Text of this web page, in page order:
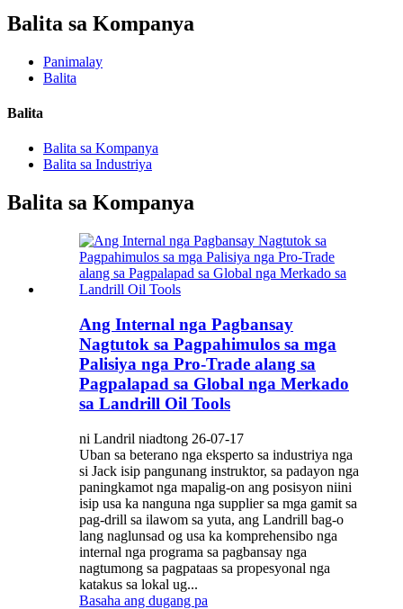
Balita sa Kompanya
Panimalay
Balita
Balita
Balita sa Kompanya
Balita sa Industriya
Balita sa Kompanya
Ang Internal nga Pagbansay
Nagtutok sa Pagpahimulos sa mga
Palisiya nga Pro-Trade alang sa
Pagpalapad sa Global nga Merkado
sa Landrill Oil Tools
ni Landril niadtong 26-07-17
Uban sa beterano nga eksperto sa industriya nga
si Jack isip pangunang instruktor, sa padayon nga
paningkamot nga mapalig-on ang posisyon niini
isip usa ka nanguna nga supplier sa mga gamit sa
pag-drill sa ilawom sa yuta, ang Landrill bag-o
lang naglunsad og usa ka komprehensibo nga
internal nga programa sa pagbansay nga
nagtumong sa pagpataas sa propesyonal nga
katakus sa lokal ug...
Basaha ang dugang pa